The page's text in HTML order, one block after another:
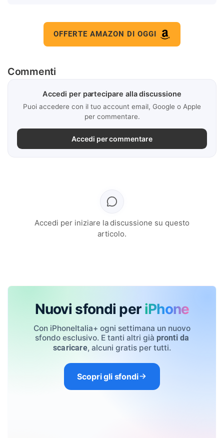
OFFERTE AMAZON DI OGGI
Commenti
Accedi per partecipare alla discussione
Puoi accedere con il tuo account email, Google o Apple
per commentare.
Accedi per commentare
Accedi per iniziare la discussione su questo
articolo.
Nuovi sfondi per iPhone
Con iPhoneItalia+ ogni settimana un nuovo
sfondo esclusivo. E tanti altri già pronti da
scaricare, alcuni gratis per tutti.
Scopri gli sfondi